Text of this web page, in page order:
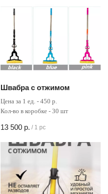
Швабра с отжимом
Цена за 1 ед. - 450 р.
Кол-во в коробке - 30 шт
13 500 р. / 1 pc